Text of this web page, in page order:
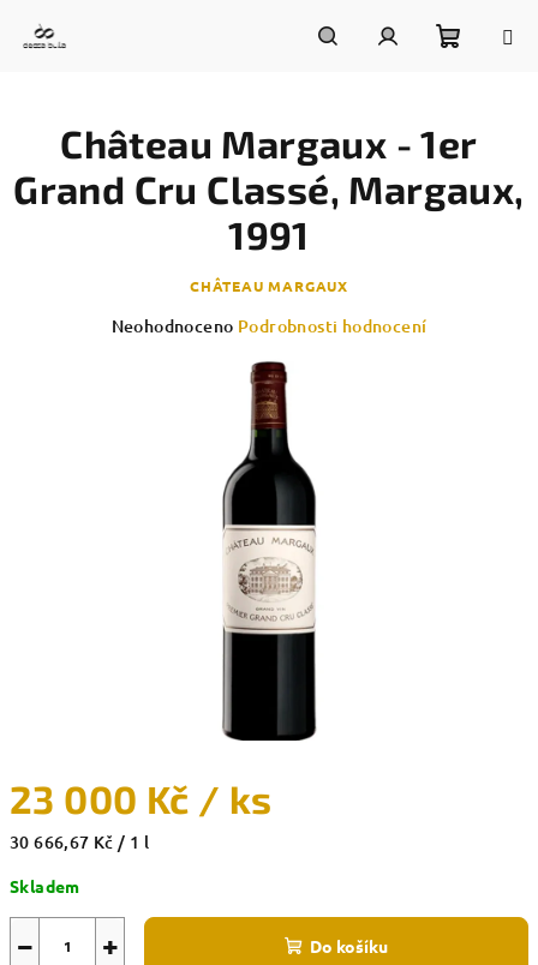
košík
23 000 Kč / ks
Měrná
30 666,67 Kč / 1 l
Skladem
+
− Do košíku
Château Margaux - 1er
Grand Cru Classé, Margaux,
1991
CHÂTEAU MARGAUX
Průměrné
Neohodnoceno Podrobnosti hodnocení